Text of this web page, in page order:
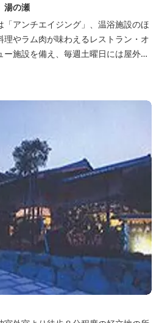
湯の瀬
アンチエイジング」、温浴施設のほ
やラム肉が味わえるレストラン・オ
施設を備え、毎週土曜日には屋外に
菜の販売が行われています。 また、
助が必要な高齢者の利用に特化した
フリー、車いす対応の貸切風呂、リフ